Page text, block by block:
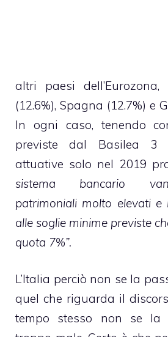
altri paesi
(12.6%), Spagna (12.7%) e
In ogni caso, tenendo
previste dal Basilea 3
attuative solo nel 2019
sistema bancario
patrimoniali molto elevati e
alle soglie minime previste
quota 7%”.
L’Italia perciò non se la
quel che riguarda il
tempo stesso non se la